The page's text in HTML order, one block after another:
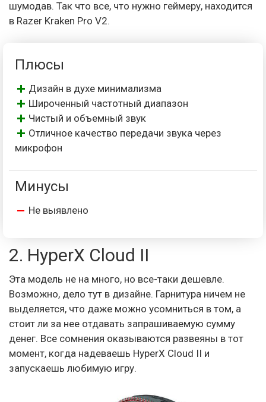
шумодав. Так что все, что нужно геймеру, находится
в Razer Kraken Pro V2.
Плюсы
Дизайн в духе минимализма
Широченный частотный диапазон
Чистый и объемный звук
Отличное качество передачи звука через
микрофон
Минусы
Не выявлено
2. HyperX Cloud II
Эта модель не на много, но все-таки дешевле.
Возможно, дело тут в дизайне. Гарнитура ничем не
выделяется, что даже можно усомниться в том, а
стоит ли за нее отдавать запрашиваемую сумму
денег. Все сомнения оказываются развеяны в тот
момент, когда надеваешь HyperX Cloud II и
запускаешь любимую игру.